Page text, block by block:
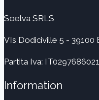
Soelva SRLS
VIs Dodiciville 5 - 39100
Partita Iva:
Information